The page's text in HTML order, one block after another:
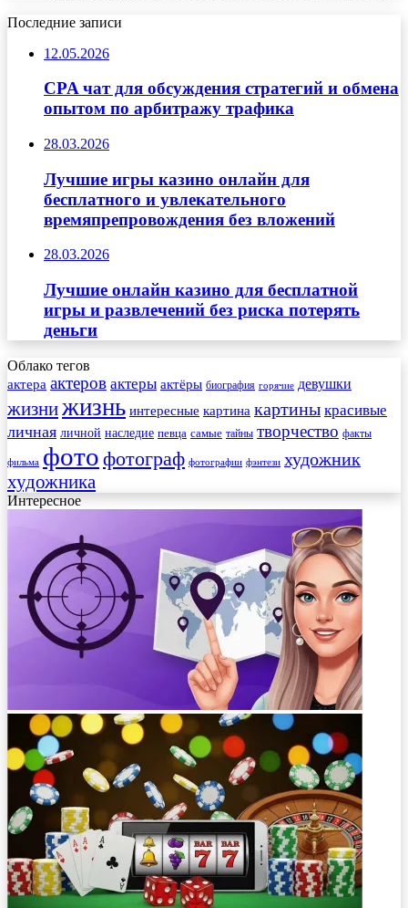
Последние записи
12.05.2026
CPA чат для обсуждения стратегий и обмена
опытом по арбитражу трафика
28.03.2026
Лучшие игры казино онлайн для
бесплатного и увлекательного
времяпрепровождения без вложений
28.03.2026
Лучшие онлайн казино для бесплатной
игры и развлечений без риска потерять
деньги
Облако тегов
актера актеров актеры актёры биография горячие девушки
жизнижизнь интересные картина картины красивые
личная личной наследие певца самые тайны творчество факты
фильма фото фотограф фотографии фэнтези художник
художника
Интересное